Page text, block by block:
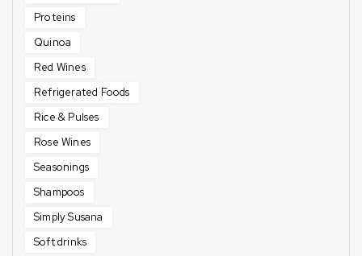
Proteins
Quinoa
Red Wines
Refrigerated Foods
Rice & Pulses
Rose Wines
Seasonings
Shampoos
Simply Susana
Soft drinks